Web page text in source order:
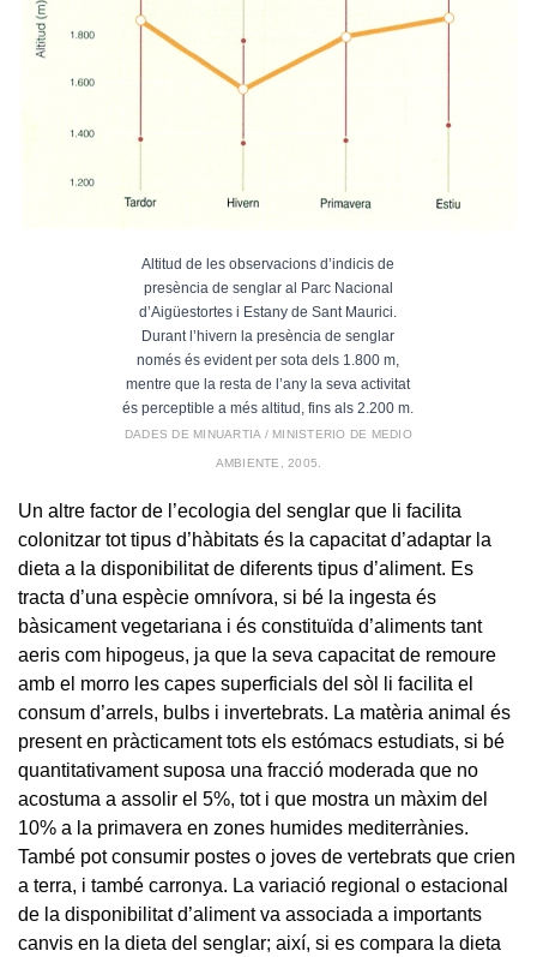
Altitud de les observacions d’indicis de
presència de senglar al Parc Nacional
d’Aigüestortes i Estany de Sant Maurici.
Durant l’hivern la presència de senglar
només és evident per sota dels 1.800 m,
mentre que la resta de l’any la seva activitat
és perceptible a més altitud, fins als 2.200 m.
DADES DE MINUARTIA / MINISTERIO DE MEDIO
AMBIENTE, 2005.
Un altre factor de l’ecologia del senglar que li facilita
colonitzar tot tipus d’hàbitats és la capacitat d’adaptar la
dieta a la disponibilitat de diferents tipus d’aliment. Es
tracta d’una espècie omnívora, si bé la ingesta és
bàsicament vegetariana i és constituïda d’aliments tant
aeris com hipogeus, ja que la seva capacitat de remoure
amb el morro les capes superficials del sòl li facilita el
consum d’arrels, bulbs i invertebrats. La matèria animal és
present en pràcticament tots els estómacs estudiats, si bé
quantitativament suposa una fracció moderada que no
acostuma a assolir el 5%, tot i que mostra un màxim del
10% a la primavera en zones humides mediterrànies.
També pot consumir postes o joves de vertebrats que crien
a terra, i també carronya. La variació regional o estacional
de la disponibilitat d’aliment va associada a importants
canvis en la dieta del senglar; així, si es compara la dieta